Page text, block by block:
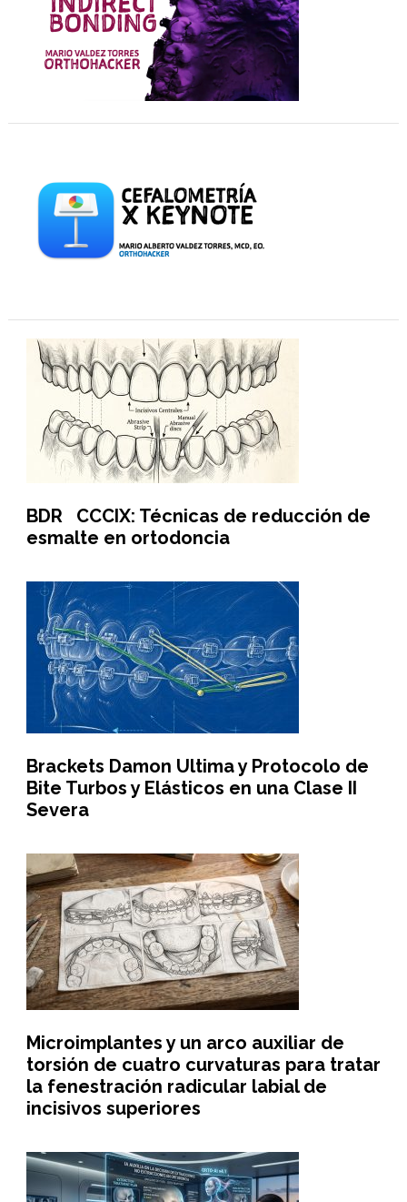
BDR CCCIX: Técnicas de reducción de
esmalte en ortodoncia
Brackets Damon Ultima y Protocolo de
Bite Turbos y Elásticos en una Clase II
Severa
Microimplantes y un arco auxiliar de
torsión de cuatro curvaturas para tratar
la fenestración radicular labial de
incisivos superiores